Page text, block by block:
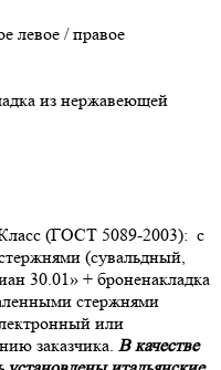
левое / правое
из нержавеющей
(ГОСТ 5089-2003): с
(сувальдный,
30.01» + броненакладка
стержнями
или
заказчика. В качестве